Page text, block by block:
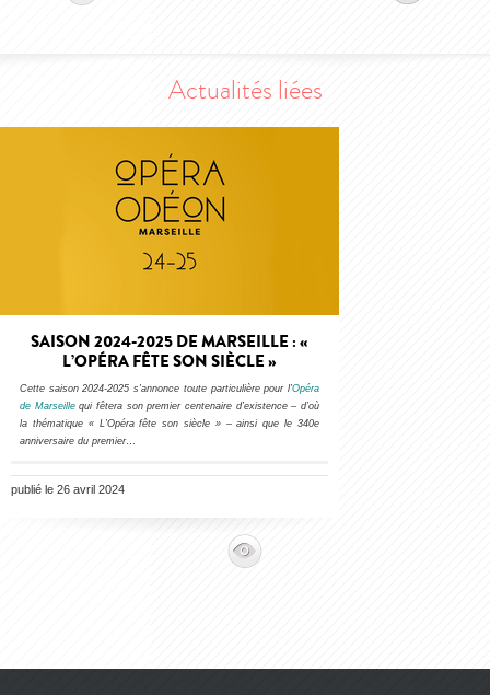
Actualités liées
SAISON 2024-2025 DE MARSEILLE : «
L’OPÉRA FÊTE SON SIÈCLE »
Cette saison 2024-2025 s’annonce toute particulière pour l’Opéra
de Marseillequi fêtera son premier centenaire d’existence – d’où
la thématique « L’Opéra fête son siècle » – ainsi que le 340e
anniversaire du premier…
publié le 26 avril 2024